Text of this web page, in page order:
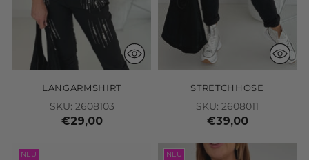
LANGARMSHIRT
SKU: 2608103
€29,00
STRETCHHOSE
SKU: 2608011
€39,00
NEU NEU